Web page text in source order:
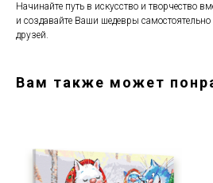
Начинайте путь в искусство и творчество
и создавайте Ваши шедевры
друзей.
Вам также может